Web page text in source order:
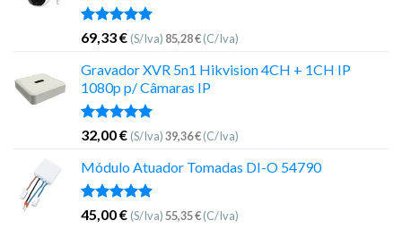
Avaliação
5.00
de 5
69,33€ (S/Iva) 85,28€(C/Iva)
Gravador XVR 5n1 Hikvision 4CH + 1CH IP
1080p p/ Câmaras IP
Avaliação
5.00
de 5
32,00€ (S/Iva)39,36€(C/Iva)
Módulo Atuador Tomadas DI-O 54790
Avaliação
45,00€ (S/Iva)55,35€(C/Iva)